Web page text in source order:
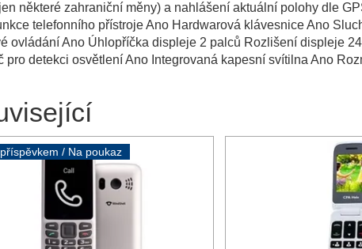
některé zahraniční měny) a nahlášení aktuální polohy dle
telefonního přístroje Ano Hardwarová klávesnice Ano
ovládání Ano Úhlopříčka displeje 2 palců Rozlišení displeje
pro detekci osvětlení Ano Integrovaná kapesní svítilna Ano
/ Na poukaz